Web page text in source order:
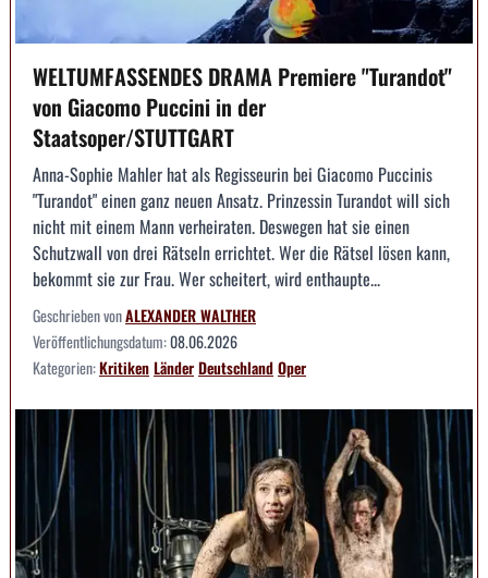
WELTUMFASSENDES DRAMA Premiere "Turandot"
von Giacomo Puccini in der
Staatsoper/STUTTGART
Anna-Sophie Mahler hat als Regisseurin bei Giacomo Puccinis
"Turandot" einen ganz neuen Ansatz. Prinzessin Turandot will sich
nicht mit einem Mann verheiraten. Deswegen hat sie einen
Schutzwall von drei Rätseln errichtet. Wer die Rätsel lösen kann,
bekommt sie zur Frau. Wer scheitert, wird enthaupte...
Geschrieben vonALEXANDER WALTHER
Veröffentlichungsdatum:08.06.2026
Kategorien:KritikenLänderDeutschlandOper